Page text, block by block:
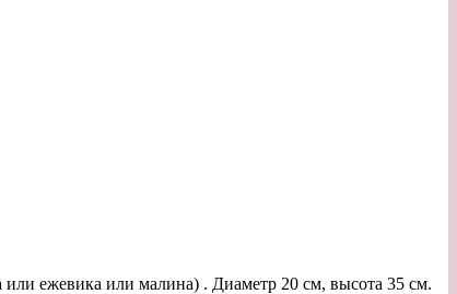
ежевика или малина) . Диаметр 20 см, высота 35 см.